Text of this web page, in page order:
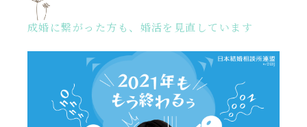
成婚に繋がった方も、婚活を見直しています